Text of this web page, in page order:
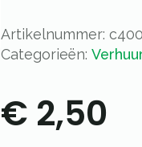
Artikelnummer:
Categorieën:
€ 2,50